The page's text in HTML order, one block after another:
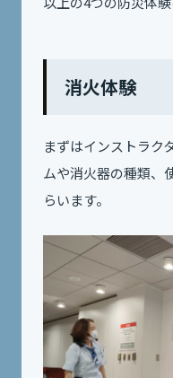
消火体験
まずはインストラク
ムや消火器の種類、
らいます。